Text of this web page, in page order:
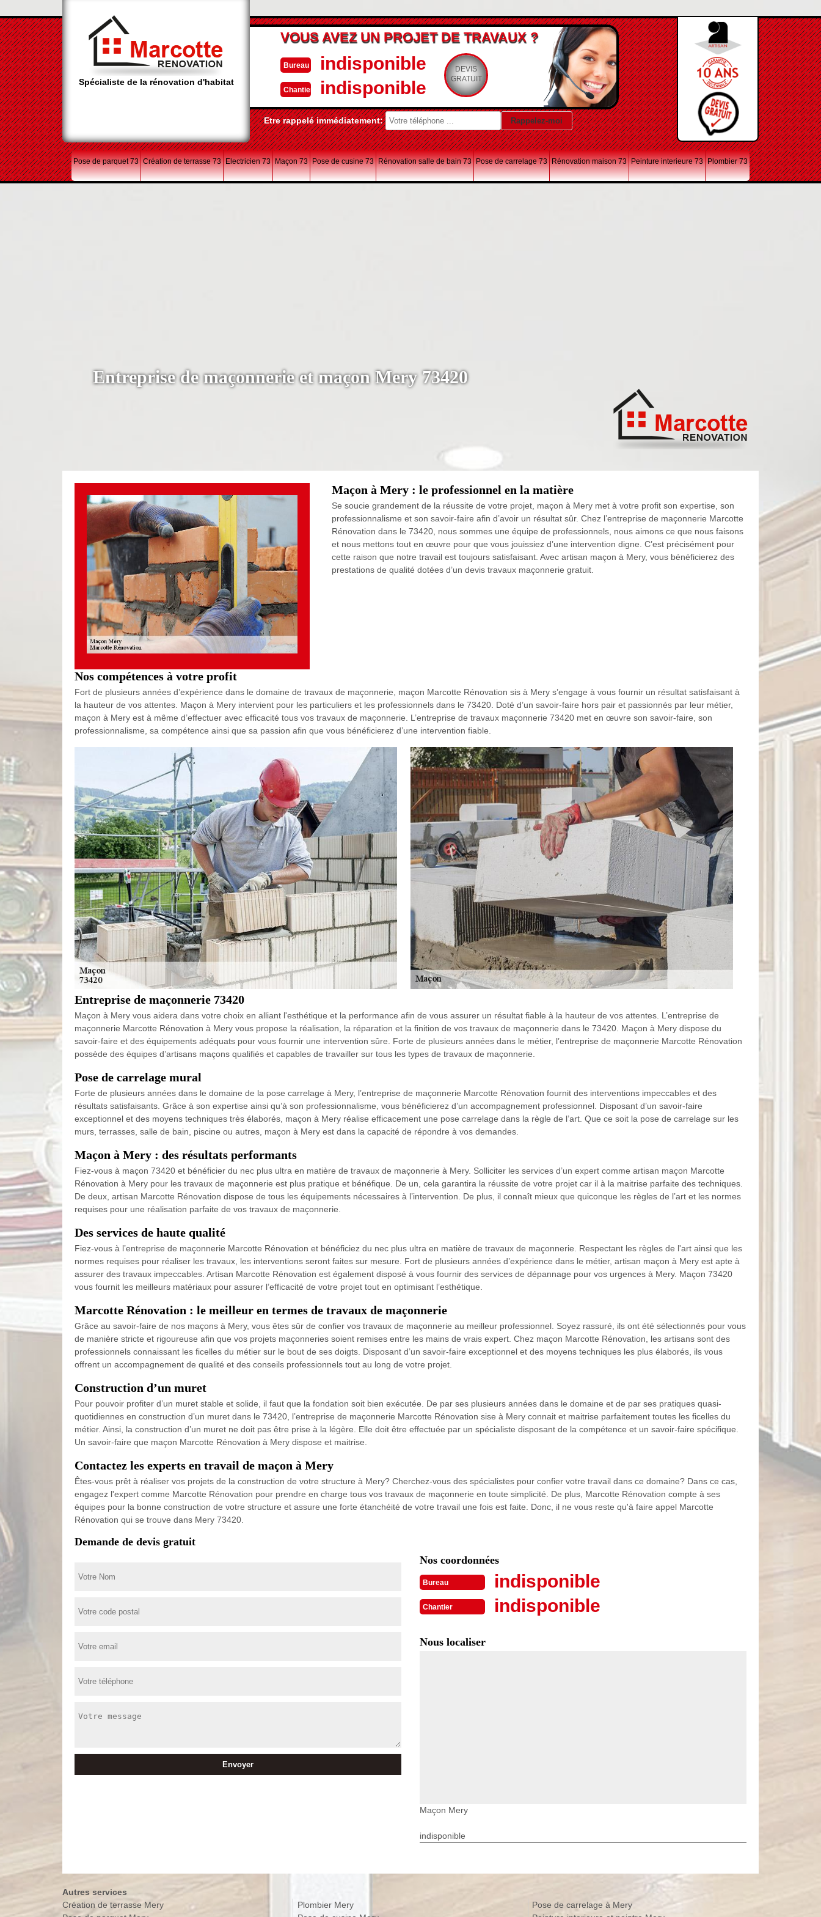
Spécialiste de la rénovation d'habitat
VOUS AVEZ UN PROJET DE TRAVAUX ?
Bureau indisponible
Chantier indisponible
DEVIS
GRATUIT
Etre rappelé immédiatement:
Pose de parquet 73 Création de terrasse 73 Electricien 73 Maçon 73 Pose de cusine 73 Rénovation salle de bain 73 Pose de carrelage 73 Rénovation maison 73 Peinture interieure 73 Plombier 73
Entreprise de maçonnerie et maçon Mery 73420
Maçon à Mery : le professionnel en la matière
Se soucie grandement de la réussite de votre projet, maçon à Mery met à votre profit son expertise, son
professionnalisme et son savoir-faire afin d’avoir un résultat sûr. Chez l’entreprise de maçonnerie Marcotte
Rénovation dans le 73420, nous sommes une équipe de professionnels, nous aimons ce que nous faisons
et nous mettons tout en œuvre pour que vous jouissiez d’une intervention digne. C’est précisément pour
cette raison que notre travail est toujours satisfaisant. Avec artisan maçon à Mery, vous bénéficierez des
prestations de qualité dotées d’un devis travaux maçonnerie gratuit.
Nos compétences à votre profit
Fort de plusieurs années d’expérience dans le domaine de travaux de maçonnerie, maçon Marcotte Rénovation sis à Mery s’engage à vous fournir un résultat satisfaisant à
la hauteur de vos attentes. Maçon à Mery intervient pour les particuliers et les professionnels dans le 73420. Doté d’un savoir-faire hors pair et passionnés par leur métier,
maçon à Mery est à même d’effectuer avec efficacité tous vos travaux de maçonnerie. L’entreprise de travaux maçonnerie 73420 met en œuvre son savoir-faire, son
professionnalisme, sa compétence ainsi que sa passion afin que vous bénéficierez d’une intervention fiable.
Entreprise de maçonnerie 73420
Maçon à Mery vous aidera dans votre choix en alliant l'esthétique et la performance afin de vous assurer un résultat fiable à la hauteur de vos attentes. L’entreprise de
maçonnerie Marcotte Rénovation à Mery vous propose la réalisation, la réparation et la finition de vos travaux de maçonnerie dans le 73420. Maçon à Mery dispose du
savoir-faire et des équipements adéquats pour vous fournir une intervention sûre. Forte de plusieurs années dans le métier, l’entreprise de maçonnerie Marcotte Rénovation
possède des équipes d’artisans maçons qualifiés et capables de travailler sur tous les types de travaux de maçonnerie.
Pose de carrelage mural
Forte de plusieurs années dans le domaine de la pose carrelage à Mery, l’entreprise de maçonnerie Marcotte Rénovation fournit des interventions impeccables et des
résultats satisfaisants. Grâce à son expertise ainsi qu’à son professionnalisme, vous bénéficierez d’un accompagnement professionnel. Disposant d’un savoir-faire
exceptionnel et des moyens techniques très élaborés, maçon à Mery réalise efficacement une pose carrelage dans la règle de l’art. Que ce soit la pose de carrelage sur les
murs, terrasses, salle de bain, piscine ou autres, maçon à Mery est dans la capacité de répondre à vos demandes.
Maçon à Mery : des résultats performants
Fiez-vous à maçon 73420 et bénéficier du nec plus ultra en matière de travaux de maçonnerie à Mery. Solliciter les services d’un expert comme artisan maçon Marcotte
Rénovation à Mery pour les travaux de maçonnerie est plus pratique et bénéfique. De un, cela garantira la réussite de votre projet car il à la maitrise parfaite des techniques.
De deux, artisan Marcotte Rénovation dispose de tous les équipements nécessaires à l’intervention. De plus, il connaît mieux que quiconque les règles de l’art et les normes
requises pour une réalisation parfaite de vos travaux de maçonnerie.
Des services de haute qualité
Fiez-vous à l’entreprise de maçonnerie Marcotte Rénovation et bénéficiez du nec plus ultra en matière de travaux de maçonnerie. Respectant les règles de l'art ainsi que les
normes requises pour réaliser les travaux, les interventions seront faites sur mesure. Fort de plusieurs années d’expérience dans le métier, artisan maçon à Mery est apte à
assurer des travaux impeccables. Artisan Marcotte Rénovation est également disposé à vous fournir des services de dépannage pour vos urgences à Mery. Maçon 73420
vous fournit les meilleurs matériaux pour assurer l’efficacité de votre projet tout en optimisant l’esthétique.
Marcotte Rénovation : le meilleur en termes de travaux de maçonnerie
Grâce au savoir-faire de nos maçons à Mery, vous êtes sûr de confier vos travaux de maçonnerie au meilleur professionnel. Soyez rassuré, ils ont été sélectionnés pour vous
de manière stricte et rigoureuse afin que vos projets maçonneries soient remises entre les mains de vrais expert. Chez maçon Marcotte Rénovation, les artisans sont des
professionnels connaissant les ficelles du métier sur le bout de ses doigts. Disposant d’un savoir-faire exceptionnel et des moyens techniques les plus élaborés, ils vous
offrent un accompagnement de qualité et des conseils professionnels tout au long de votre projet.
Construction d’un muret
Pour pouvoir profiter d’un muret stable et solide, il faut que la fondation soit bien exécutée. De par ses plusieurs années dans le domaine et de par ses pratiques quasi-
quotidiennes en construction d’un muret dans le 73420, l’entreprise de maçonnerie Marcotte Rénovation sise à Mery connait et maitrise parfaitement toutes les ficelles du
métier. Ainsi, la construction d’un muret ne doit pas être prise à la légère. Elle doit être effectuée par un spécialiste disposant de la compétence et un savoir-faire spécifique.
Un savoir-faire que maçon Marcotte Rénovation à Mery dispose et maitrise.
Contactez les experts en travail de maçon à Mery
Êtes-vous prêt à réaliser vos projets de la construction de votre structure à Mery? Cherchez-vous des spécialistes pour confier votre travail dans ce domaine? Dans ce cas,
engagez l'expert comme Marcotte Rénovation pour prendre en charge tous vos travaux de maçonnerie en toute simplicité. De plus, Marcotte Rénovation compte à ses
équipes pour la bonne construction de votre structure et assure une forte étanchéité de votre travail une fois est faite. Donc, il ne vous reste qu'à faire appel Marcotte
Rénovation qui se trouve dans Mery 73420.
Demande de devis gratuit
Nos coordonnées
Bureau indisponible
Chantier indisponible
Nous localiser
Maçon Mery
indisponible
Autres services
Création de terrasse Mery
Plombier Mery
Pose de carrelage à Mery